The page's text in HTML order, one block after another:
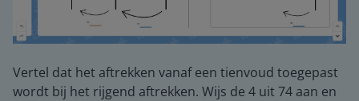
Vertel dat het aftrekken vanaf een tienvoud toegepast
wordt bij het rijgend aftrekken. Wijs de 4 uit 74 aan en